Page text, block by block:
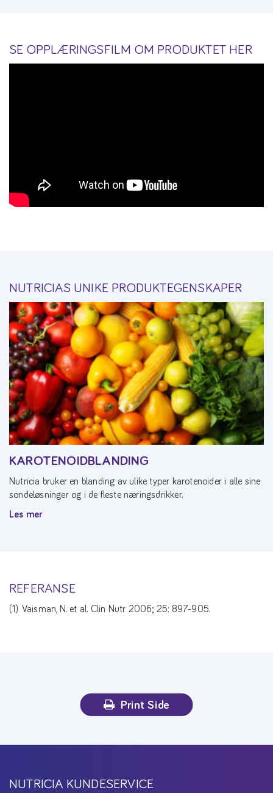
SE OPPLÆRINGSFILM OM PRODUKTET HER
NUTRICIAS UNIKE PRODUKTEGENSKAPER
KAROTENOIDBLANDING
Nutricia bruker en blanding av ulike typer karotenoider i alle sine
sondeløsninger og i de fleste næringsdrikker.
Les mer
REFERANSE
(1) Vaisman, N. et al. Clin Nutr 2006; 25: 897-905.
Print Side
NUTRICIA KUNDESERVICE